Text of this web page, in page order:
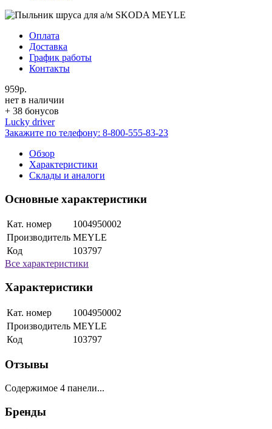
Оплата
Доставка
График работы
Контакты
959р.
нет в наличии
+ 38 бонусов
Lucky driver
Закажите по телефону: 8-800-555-83-23
Обзор
Характеристики
Склады и аналоги
Основные характеристики
Кат. номер
1004950002
Производитель MEYLE
Код
103797
Все характеристики
Характеристики
Кат. номер
1004950002
Производитель MEYLE
Код
103797
Отзывы
Содержимое 4 панели...
Бренды